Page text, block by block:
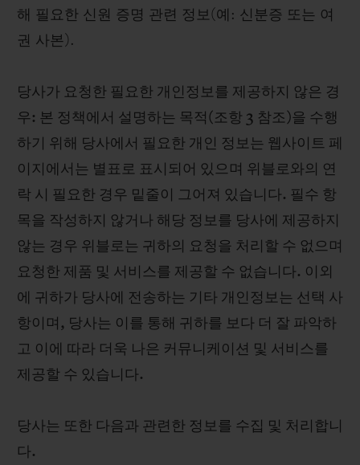
해 필요한 신원 증명 관련 정보(예: 신분증 또는 여
권 사본).
당사가 요청한 필요한 개인정보를 제공하지 않은 경
우: 본 정책에서 설명하는 목적(조항 3 참조)을 수행
하기 위해 당사에서 필요한 개인 정보는 웹사이트 페
이지에서는 별표로 표시되어 있으며 위블로와의 연
락 시 필요한 경우 밑줄이 그어져 있습니다. 필수 항
목을 작성하지 않거나 해당 정보를 당사에 제공하지
않는 경우 위블로는 귀하의 요청을 처리할 수 없으며
요청한 제품 및 서비스를 제공할 수 없습니다. 이외
에 귀하가 당사에 전송하는 기타 개인정보는 선택 사
항이며, 당사는 이를 통해 귀하를 보다 더 잘 파악하
고 이에 따라 더욱 나은 커뮤니케이션 및 서비스를
제공할 수 있습니다.
당사는 또한 다음과 관련한 정보를 수집 및 처리합니
다.